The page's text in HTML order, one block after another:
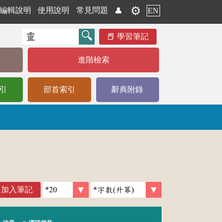
編輯說明 使用說明 常見問題 👤 ⚙️ EN
學習筆記
進階檢索
部首索引 辭典附錄
加入筆記